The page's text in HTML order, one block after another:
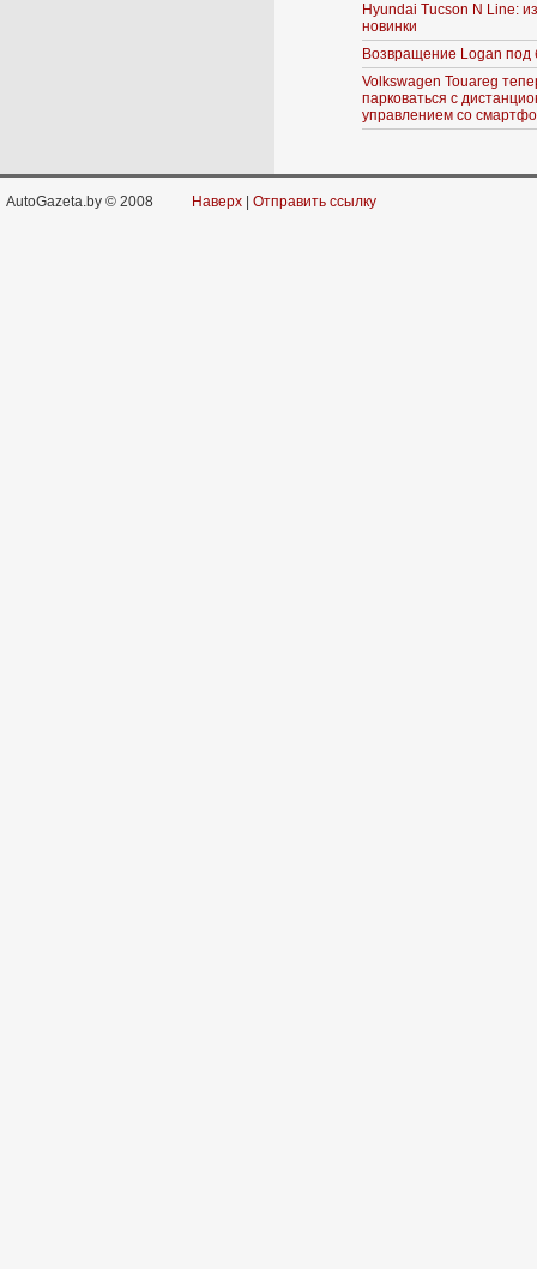
Hyundai Tucson N Line:
новинки
Возвращение Logan под
Volkswagen Touareg
парковаться с
управлением со
AutoGazeta.by © 2008 Наверх Отправить ссылку